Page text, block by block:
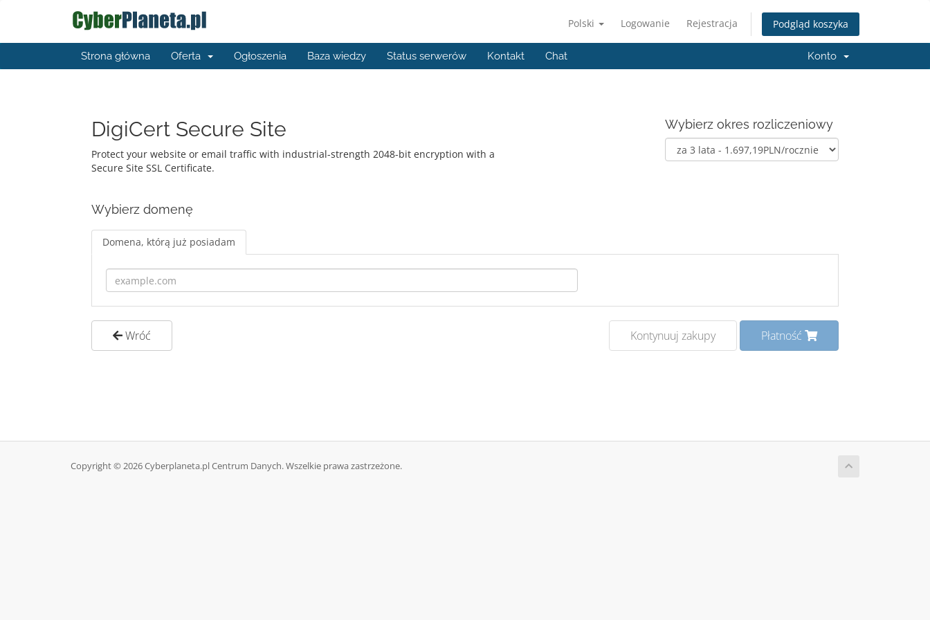
Polski Logowanie Rejestracja Podgląd koszyka
Strona główna Oferta Ogłoszenia Baza wiedzy Status serwerów Kontakt Chat Konto
DigiCert Secure Site
Protect your website or email traffic with industrial-strength 2048-bit encryption with a
Secure Site SSL Certificate.
Wybierz okres rozliczeniowy
Wybierz domenę
Domena, którą już posiadam
Wróć Kontynuuj zakupy Płatność
Copyright © 2026 Cyberplaneta.pl Centrum Danych. Wszelkie prawa zastrzeżone.